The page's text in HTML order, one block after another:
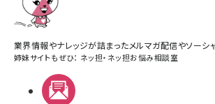
業界情報やナレッジが詰まったメルマガ配信やソーシャ
姉妹サイトもぜひ： ネッ担・ ネッ担お悩み相談室